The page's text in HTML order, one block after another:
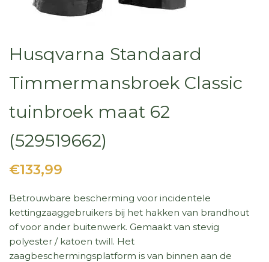
Husqvarna Standaard
Timmermansbroek Classic
tuinbroek maat 62
(529519662)
€133,99
Betrouwbare bescherming voor incidentele
kettingzaaggebruikers bij het hakken van brandhout
of voor ander buitenwerk. Gemaakt van stevig
polyester / katoen twill. Het
zaagbeschermingsplatform is van binnen aan de